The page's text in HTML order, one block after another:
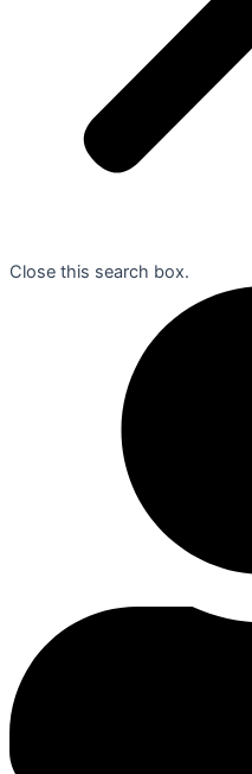
Close this search box.